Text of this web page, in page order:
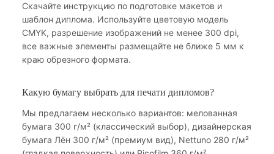
Скачайте инструкцию по подготовке макетов и
шаблон диплома. Используйте цветовую модель
CMYK, разрешение изображений не менее 300 dpi,
все важные элементы размещайте не ближе 5 мм к
краю обрезного формата.
Какую бумагу выбрать для печати дипломов?
Мы предлагаем несколько вариантов: мелованная
бумага 300 г/м² (классический выбор), дизайнерская
бумага Лён 300 г/м² (премиум вид), Nettuno 280 г/м²